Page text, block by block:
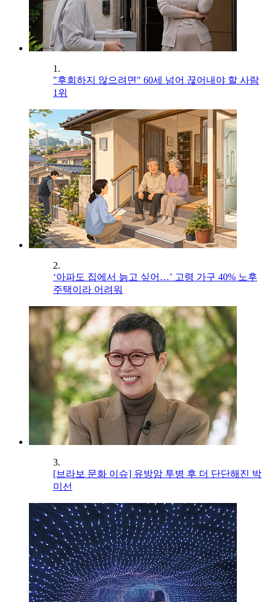
1.
"후회하지 않으려면" 60세 넘어 끊어내야 할 사람
1위
2.
‘아파도 집에서 늙고 싶어…’ 고령 가구 40% 노후
주택이라 어려워
3.
[브라보 문화 이슈] 유방암 투병 후 더 단단해진 박
미선